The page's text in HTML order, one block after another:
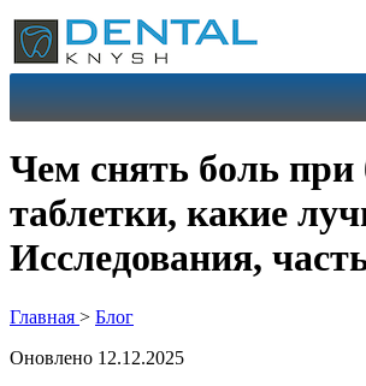
Перейти
содержимому
Чем снять боль при
таблетки, какие
Исследования,
Главная > Блог
Оновлено 12.12.2025